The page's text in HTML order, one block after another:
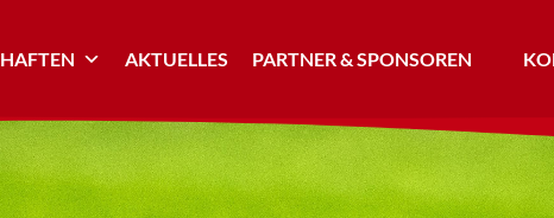
AKTUELLES PARTNER & SPONSOREN